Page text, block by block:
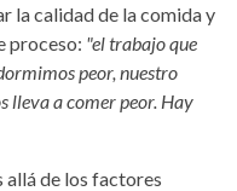
la calidad de la comida y
proceso: "el trabajo que
peor, nuestro
lleva a comer peor. Hay
allá de los factores